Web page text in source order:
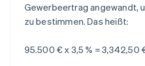
Gewerbeertrag angewandt,
zu bestimmen. Das heißt:
95.500 € x 3,5 % = 3,342,50